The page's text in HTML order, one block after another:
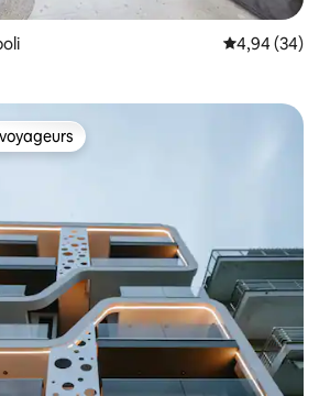
Note
4,94 (34)
parmi les plus aimés